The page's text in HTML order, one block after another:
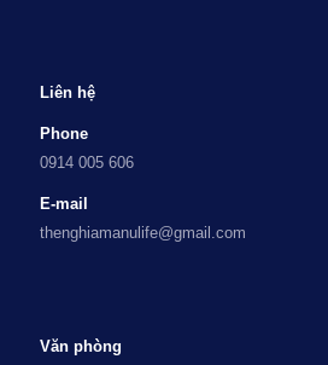
Liên hệ
Phone
0914 005 606
E-mail
thenghiamanulife@gmail.com
Văn phòng